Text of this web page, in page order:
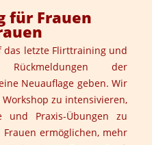
für Frauen
das letzte Flirttraining und
der
Neuauflage geben. Wir
zu intensivieren,
Praxis-Übungen zu
ermöglichen, mehr